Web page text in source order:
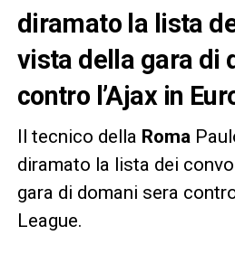
diramato la lista
vista della gara di
contro l’Ajax in
Il tecnico della Roma
diramato la lista dei
gara di domani sera
League.